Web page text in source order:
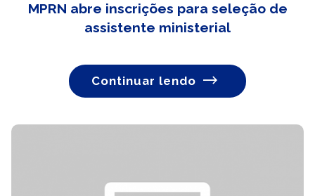
MPRN abre inscrições para seleção de
assistente ministerial
Continuar lendo